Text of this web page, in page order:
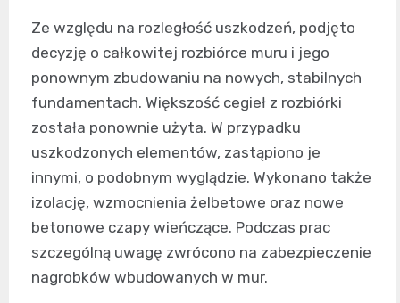
Ze względu na rozległość uszkodzeń, podjęto
decyzję o całkowitej rozbiórce muru i jego
ponownym zbudowaniu na nowych, stabilnych
fundamentach. Większość cegieł z rozbiórki
została ponownie użyta. W przypadku
uszkodzonych elementów, zastąpiono je
innymi, o podobnym wyglądzie. Wykonano także
izolację, wzmocnienia żelbetowe oraz nowe
betonowe czapy wieńczące. Podczas prac
szczególną uwagę zwrócono na zabezpieczenie
nagrobków wbudowanych w mur.